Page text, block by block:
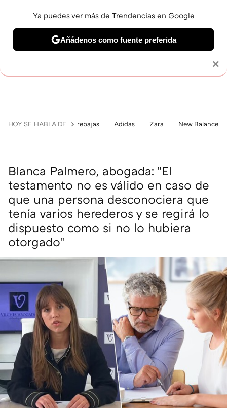
HOY SE HABLA DE rebajas Adidas Zara New Balance
Blanca Palmero, abogada: "El
testamento no es válido en caso de
que una persona desconociera que
tenía varios herederos y se regirá lo
dispuesto como si no lo hubiera
otorgado"
×
Ya puedes ver más de Trendencias en Google
Añádenos como fuente preferida